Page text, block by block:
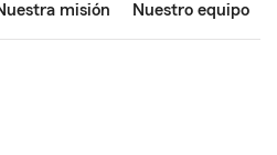
misión Nuestro equipo